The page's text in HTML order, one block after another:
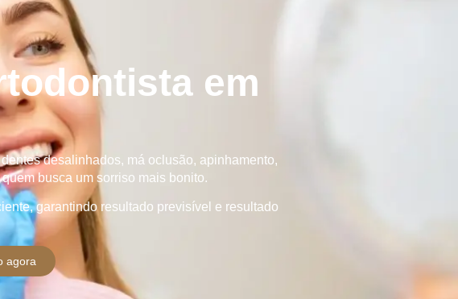
em
desalinhados, má oclusão, apinhamento,
busca um sorriso mais bonito.
garantindo resultado previsível e resultado
agora